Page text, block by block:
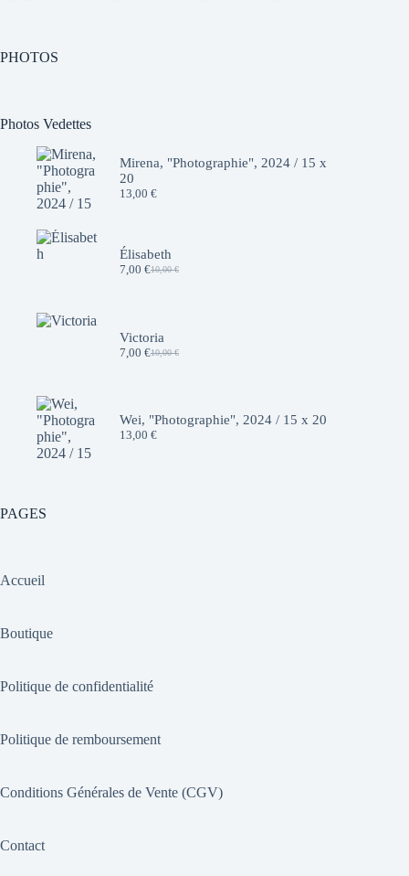
PHOTOS
Photos Vedettes
Mirena, "Photographie", 2024 / 15 x
20
13,00 €
Élisabeth
10,00€
Le
10,00 €.
7,00 €Le
7,00 €.
Victoria
10,00€
Le
10,00 €.
7,00 €Le
7,00 €.
Wei, "Photographie", 2024 / 15 x 20
13,00 €
PAGES
Accueil
Boutique
Politique de confidentialité
Politique de remboursement
Conditions Générales de Vente (CGV)
Contact